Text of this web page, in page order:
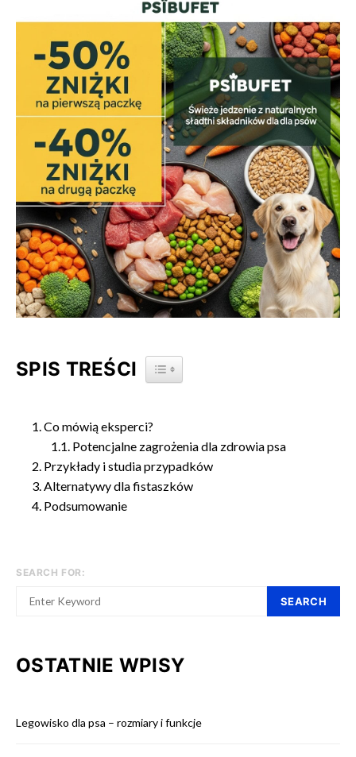
SPIS TREŚCI TOGGLE TABLE OF CONTENT
Co mówią eksperci?
Potencjalne zagrożenia dla zdrowia psa
Przykłady i studia przypadków
Alternatywy dla fistaszków
Podsumowanie
SEARCH FOR:
SEARCH
OSTATNIE WPISY
Legowisko dla psa – rozmiary i funkcje